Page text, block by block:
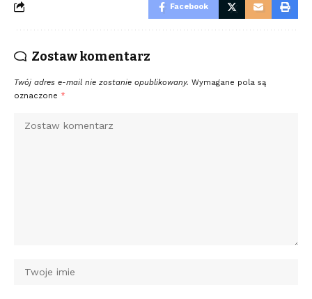
Facebook
Zostaw komentarz
Twój adres e-mail nie zostanie opublikowany. Wymagane pola są
oznaczone *